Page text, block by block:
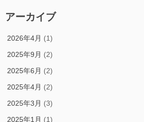
アーカイブ
2026年4月 (1)
2025年9月 (2)
2025年6月 (2)
2025年4月 (2)
2025年3月 (3)
2025年1月 (1)